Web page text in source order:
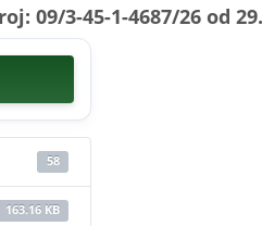
09/3-45-1-4687/26 od
58
163.16 KB